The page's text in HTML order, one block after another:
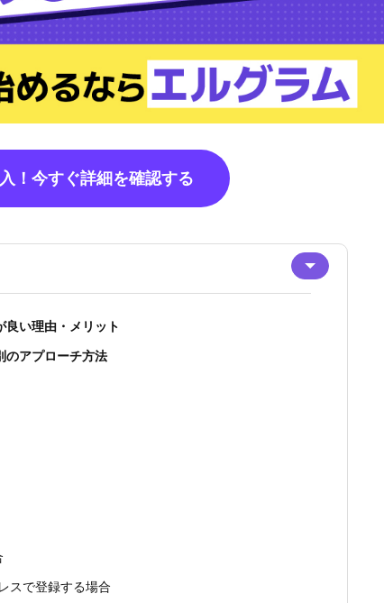
！今すぐ詳細を確認する
良い理由・メリット
のアプローチ方法
スで登録する場合